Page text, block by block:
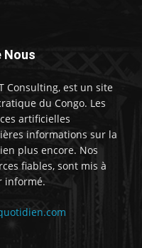
Nous
Consulting, est un site
du Congo. Les
artificielles
informations sur la
plus encore. Nos
fiables, sont mis à
informé.